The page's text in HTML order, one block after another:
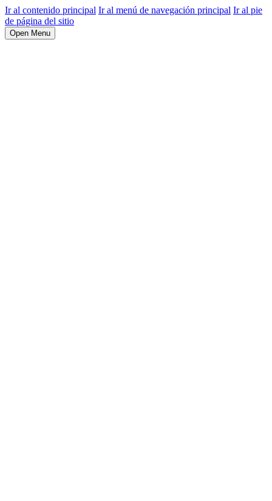
Ir al contenido principal Ir al menú de navegación principal Ir al pie
de página del sitio
Open Menu